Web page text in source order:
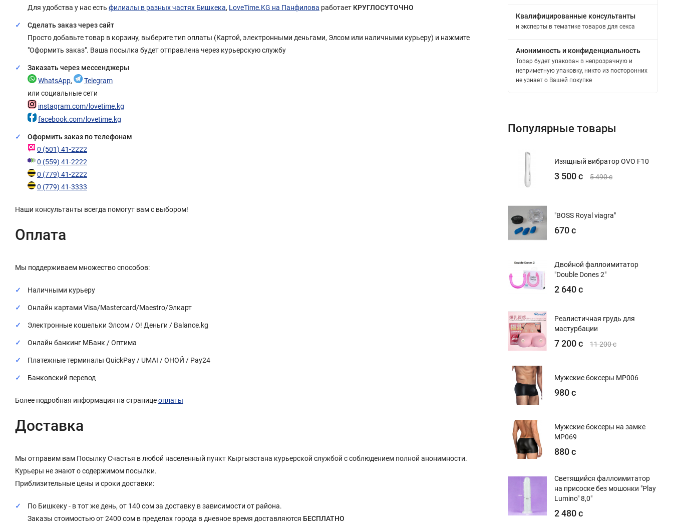
Для удобства у нас есть филиалы в разных частях Бишкека, LoveTime.KG на Панфилова работает КРУГЛОСУТОЧНО
Сделать заказ через сайт
Просто добавьте товар в корзину, выберите тип оплаты (Картой, электронными деньгами, Элсом или наличными курьеру) и нажмите
"Оформить заказ". Ваша посылка будет отправлена через курьерскую службу
Заказать через мессенджеры
WhatsApp,
Telegram
или социальные сети
instagram.com/lovetime.kg
facebook.com/lovetime.kg
Оформить заказ по телефонам
0 (501) 41-2222
0 (559) 41-2222
0 (779) 41-2222
0 (779) 41-3333
Наши консультанты всегда помогут вам с выбором!
Оплата
Мы поддерживаем множество способов:
Наличными курьеру
Онлайн картами Visa/Mastercard/Maestro/Элкарт
Электронные кошельки Элсом / О! Деньги / Balance.kg
Онлайн банкинг МБанк / Оптима
Платежные терминалы QuickPay / UMAI / ОНОЙ / Pay24
Банковский перевод
Более подробная информация на страницеоплаты
Доставка
Мы отправим вам Посылку Счастья в любой населенный пункт Кыргызстана курьерской службой с соблюдением полной анонимности.
Курьеры не знают о содержимом посылки.
Приблизительные цены и сроки доставки:
По Бишкеку - в тот же день, от 140 сом за доставку в зависимости от района.
Заказы стоимостью от 2400 сом в пределах города в дневное время доставляются БЕСПЛАТНО
Квалифицированные консультанты
и эксперты в тематике товаров для секса
Анонимность и конфиденциальность
Товар будет упакован в непрозрачную и
неприметную упаковку, никто из посторонних
не узнает о Вашей покупке
Популярные товары
Изящный вибратор OVO F10
3 500 с 5 490 с
"BOSS Royal viagra"
670 с
Двойной фаллоимитатор
"Double Dones 2"
2 640 с
Реалистичная грудь для
мастурбации
7 200 с 11 200 с
Мужские боксеры MP006
980 с
Мужские боксеры на замке
MP069
880 с
Светящийся фаллоимитатор
на присоске без мошонки "Play
Lumino" 8,0"
2 480 с